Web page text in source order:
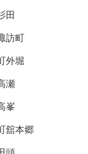
田
訪町
外堀
瀬
峯
舘本郷